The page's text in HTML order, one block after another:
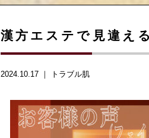
漢方エステで見違え
2024.10.17 ｜ トラブル肌